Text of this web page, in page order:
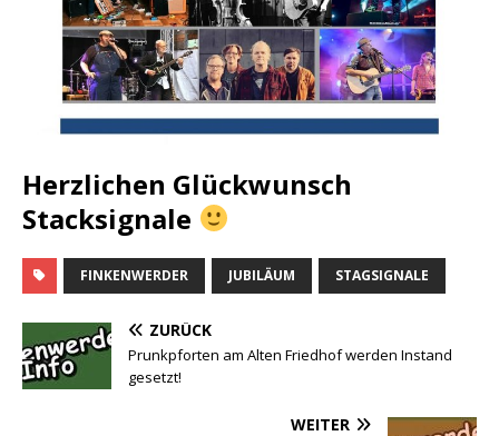
Herzlichen Glückwunsch
Stacksignale
FINKENWERDER JUBILÄUM STAGSIGNALE
ZURÜCK
Prunkpforten am Alten Friedhof werden Instand
gesetzt!
WEITER